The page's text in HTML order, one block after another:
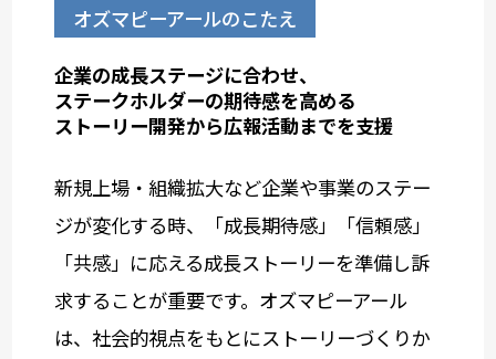
オズマピーアールのこたえ
企業の成長ステージに合わせ、
ステークホルダーの期待感を高める
ストーリー開発から広報活動までを支援
新規上場・組織拡大など企業や事業のステー
ジが変化する時、「成長期待感」「信頼感」
「共感」に応える成長ストーリーを準備し訴
求することが重要です。オズマピーアール
は、社会的視点をもとにストーリーづくりか